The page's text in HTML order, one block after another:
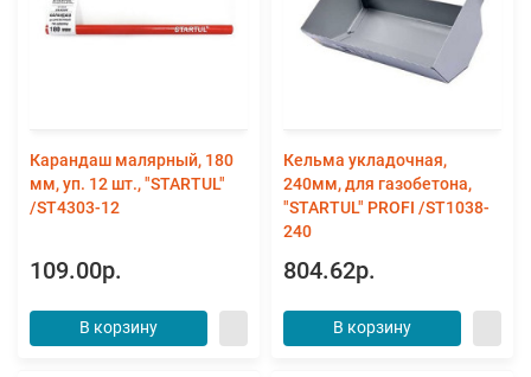
Карандаш малярный, 180
мм, уп. 12 шт., "STARTUL"
/ST4303-12
109.00р.
В корзину
Кельма укладочная,
240мм, для газобетона,
"STARTUL" PROFI /ST1038-
240
804.62р.
В корзину